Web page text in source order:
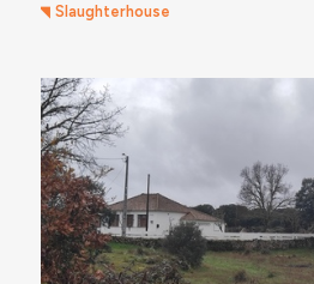
Slaughterhouse